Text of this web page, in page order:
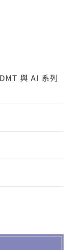
與 AI 系列